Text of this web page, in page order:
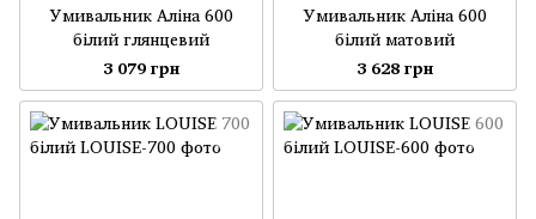
Умивальник Аліна 600
білий глянцевий
3 079 грн
Умивальник Аліна 600
білий матовий
3 628 грн